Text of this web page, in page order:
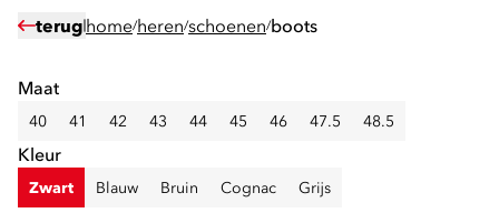
terug home/heren/schoenen/boots
Maat
40 41 42 43 44 45 46 47.5 48.5
Kleur
Zwart Blauw Bruin Cognac Grijs